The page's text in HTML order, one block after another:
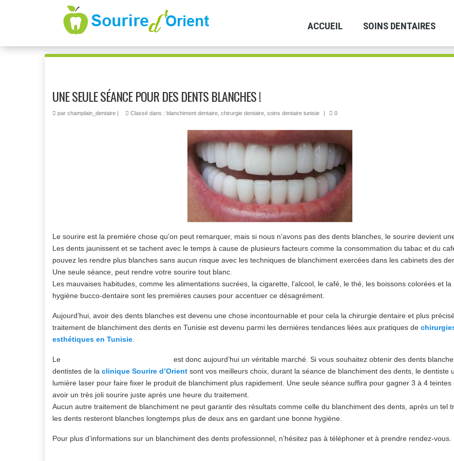
ACCUEIL SOINS DENTAIRES
UNE SEULE SÉANCE POUR DES DENTS BLANCHES !
par champlain_dentaire | Classé dans : blanchiment dentaire chirurgie dentaire soins dentaire tunisie | 0
Le sourire est la première chose qu’on peut remarquer, mais si nous n’avons pas des dents blanches, le sourire devient
Les dents jaunissent et se tachent avec le temps à cause de plusieurs facteurs comme la consommation du tabac et du
pouvez les rendre plus blanches sans aucun risque avec les techniques de blanchiment exercées dans les cabinets des
Une seule séance, peut rendre votre sourire tout blanc.
Les mauvaises habitudes, comme les alimentations sucrées, la cigarette, l’alcool, le café, le thé, les boissons colorées et la
hygiène bucco-dentaire sont les premières causes pour accentuer ce désagrément.
Aujourd’hui, avoir des dents blanches est devenu une chose incontournable et pour cela la chirurgie dentaire et plus
traitement de blanchiment des dents en Tunisie est devenu parmi les dernières tendances liées aux pratiques de
esthétiques en Tunisie.
Le
est donc aujourd’hui un véritable marché. Si vous souhaitez obtenir des dents
dentistes de la clinique Sourire d’Orient sont vos meilleurs choix, durant la séance de blanchiment des dents, le dentiste
lumière laser pour faire fixer le produit de blanchiment plus rapidement. Une seule séance suffira pour gagner 3 à 4 teintes
avoir un très joli sourire juste après une heure du traitement.
Aucun autre traitement de blanchiment ne peut garantir des résultats comme celle du blanchiment des dents, après un tel
les dents resteront blanches longtemps plus de deux ans en gardant une bonne hygiène.
Pour plus d’informations sur un blanchiment des dents professionnel, n’hésitez pas à téléphoner et à prendre rendez-vous.